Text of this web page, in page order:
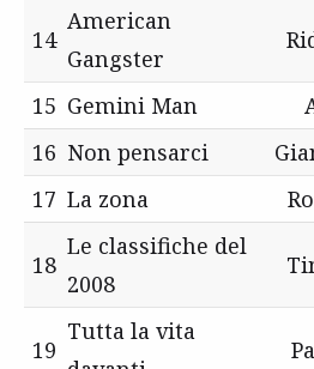
14
American
Gangster
15 Gemini Man
16 Non pensarci
17 La zona
18
Le classifiche del
2008
19
Tutta la vita